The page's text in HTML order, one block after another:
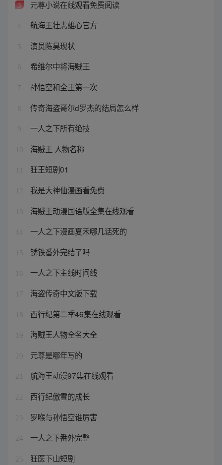
3 元尊小说在线观看免费阅读
4 航海王壮志雄心官方
5 演员陈昊现状
6 希维尔中将海贼王
7 孙悟空和全王第一次
8 传奇海盗哥尔d罗杰的结局怎么样
9 一人之下所有绝技
10 海贼王 人物名称
狂王短剧01
12 我是大神仙漫画看免费
13 海贼王动漫国语版全集在线观看
14 一人之下漫画夏禾哪几话死的
15 锈铁番外完结了吗
16 一人之下主线时间线
17 海盗传奇中文版下载
18 西行纪第二季46集在线观看
19 海贼王人物全名大全
20 元尊是哪年写的
21 航海王动漫97集在线观看
22 西行纪傲雪的成长
23 罗喉与孙悟空谁厉害
24 一人之下番外完整
25 狂医下山短剧